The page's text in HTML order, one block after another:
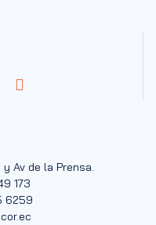
y Av de la Prensa.
173
6259